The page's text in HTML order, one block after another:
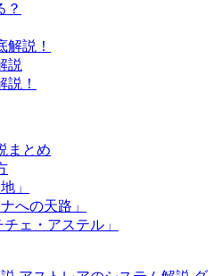
？
解説！
説
！
まとめ
」
への天路」
ェ・アステル」